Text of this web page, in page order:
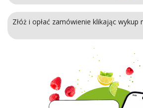
Złóż i opłać zamówienie klikając wykup